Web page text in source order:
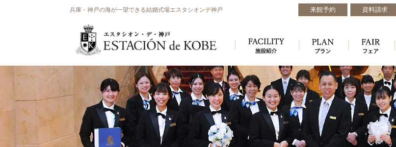
兵庫・神戸の海が一望できる結婚式場エスタシオンデ神戸 来館予約 資料請求